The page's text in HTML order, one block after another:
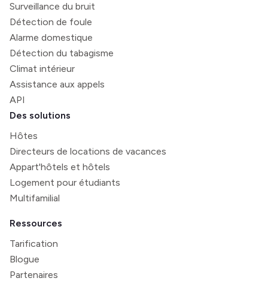
Surveillance du bruit
Détection de foule
Alarme domestique
Détection du tabagisme
Climat intérieur
Assistance aux appels
API
Des solutions
Hôtes
Directeurs de locations de vacances
Appart'hôtels et hôtels
Logement pour étudiants
Multifamilial
Ressources
Tarification
Blogue
Partenaires